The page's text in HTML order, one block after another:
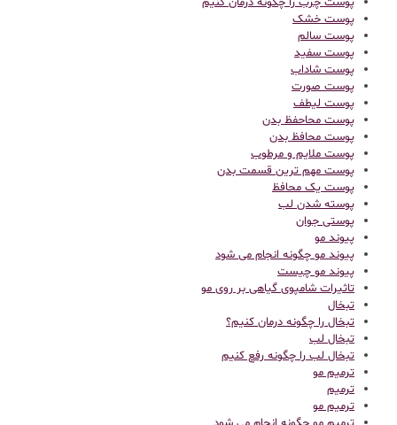
پوست خشک
پوست سالم
پوست سفید
پوست شاداب
پوست صورت
پوست لیطف
پوست محاحفظ بدن
پوست محافظ بدن
پوست ملایم و مرطوب
پوست مهم ترین قسمت بدن
پوست یک محافظ
پوسته شدن لب
پوستی جوان
پیوند مو
پیوند مو چگونه انجام می شود
پیوند مو چیست
تاثیرات شامپوی گیاهی بر روی مو
تبخال
تبخال را چگونه درمان کنیم؟
تبخال لب
تبخال لب را چگونه رفع کنیم
ترميم مو
ترمیم
ترمیم مو